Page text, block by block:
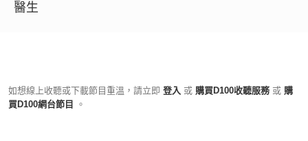
醫生
如想線上收聽或下載節目重溫，請立即 登入 或 購買D100收聽服務 或 購
買D100網台節目
。